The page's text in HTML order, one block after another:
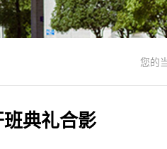
您的
典礼合影